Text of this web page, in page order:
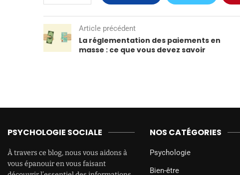
Article précédent
La réglementation des paiements en
masse : ce que vous devez savoir
PSYCHOLOGIE SOCIALE
À travers ce blog, nous vous aidons à
vous épanouir en vous faisant
NOS CATÉGORIES
Psychologie
Bien-être